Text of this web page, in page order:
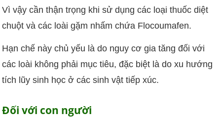
Vì vậy cần thận trọng khi sử dụng các loại thuốc diệt
chuột và các loài gặm nhấm chứa Flocoumafen.
Hạn chế này chủ yếu là do nguy cơ gia tăng đối với
các loài không phải mục tiêu, đặc biệt là do xu hướng
tích lũy sinh học ở các sinh vật tiếp xúc.
Đối với con người